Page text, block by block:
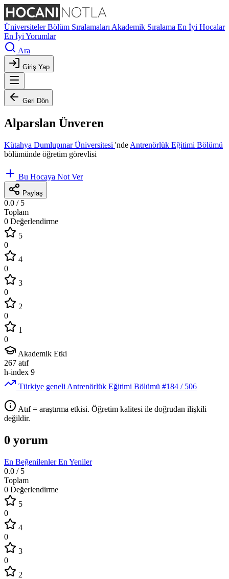
ÜniversitelerBölüm Sıralamaları Akademik Sıralama En İyi Hocalar
En İyi Yorumlar
Ara
Giriş Yap
Geri Dön
Alparslan Ünveren
Kütahya Dumlupınar Üniversitesi 'nde Antrenörlük Eğitimi Bölümü
bölümünde öğretim görevlisi
Bu Hocaya Not Ver
Paylaş
0.0 / 5
Toplam
0 Değerlendirme
5
0
4
0
3
0
2
0
1
0
Akademik Etki
267 atıf
h-index 9
Türkiye geneli Antrenörlük Eğitimi Bölümü #184 / 506
Atıf = araştırma etkisi. Öğretim kalitesi ile doğrudan ilişkili
değildir.
0 yorum
En BeğenilenlerEn Yeniler
0.0 / 5
Toplam
0 Değerlendirme
5
0
4
0
3
0
2